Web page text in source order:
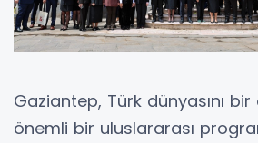
Gaziantep, Türk dünyasını
önemli bir uluslararası